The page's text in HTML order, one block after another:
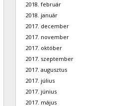
2018. február
2018. január
2017. december
2017. november
2017. október
2017. szeptember
2017. augusztus
2017. július
2017. június
2017. május